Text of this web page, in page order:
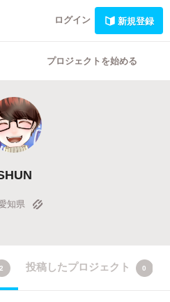
ログイン 新規登録
プロジェクトを始める
知県
2 投稿したプロジェクト 0